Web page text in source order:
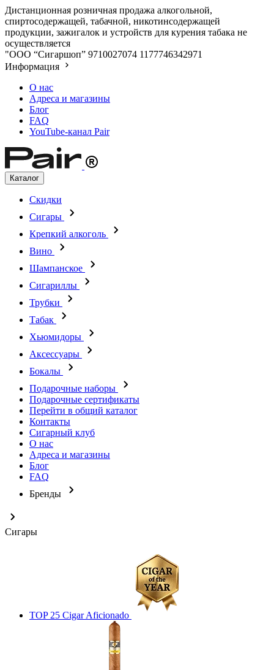
Дистанционная розничная продажа алкогольной,
спиртосодержащей, табачной, никотинсодержащей
продукции, зажигалок и устройств для курения табака не
осуществляется
"ООО “Сигаршоп” 9710027074 1177746342971
Информация
О нас
Адреса и магазины
Блог
FAQ
YouTube-канал Pair
Каталог
Скидки
Сигары
Крепкий алкоголь
Вино
Шампанское
Сигариллы
Трубки
Табак
Хьюмидоры
Аксессуары
Бокалы
Подарочные наборы
Подарочные сертификаты
Перейти в общий каталог
Контакты
Сигарный клуб
О нас
Адреса и магазины
Блог
FAQ
Бренды
Сигары
TOP 25 Cigar Aficionado